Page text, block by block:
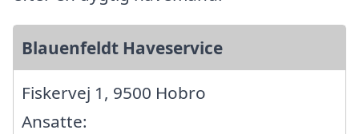
Blauenfeldt Haveservice
Fiskervej 1, 9500 Hobro
Ansatte: